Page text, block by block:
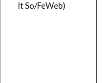
It So/FeWeb)